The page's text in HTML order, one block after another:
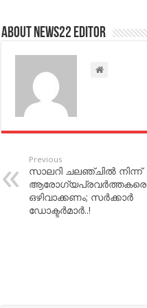
About NEWS22 EDITOR
Previous
സാലറി ചലഞ്ചില്‍ നിന്ന്
ആരോഗ്യപ്രവര്‍ത്തകരെ
ഒഴിവാക്കണം; സര്‍ക്കാര്‍
ഡോക്ടര്‍മാര്‍..!